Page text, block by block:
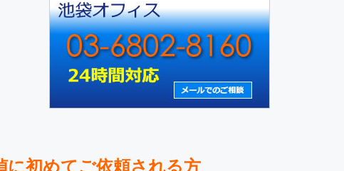
に初めてご依頼される方